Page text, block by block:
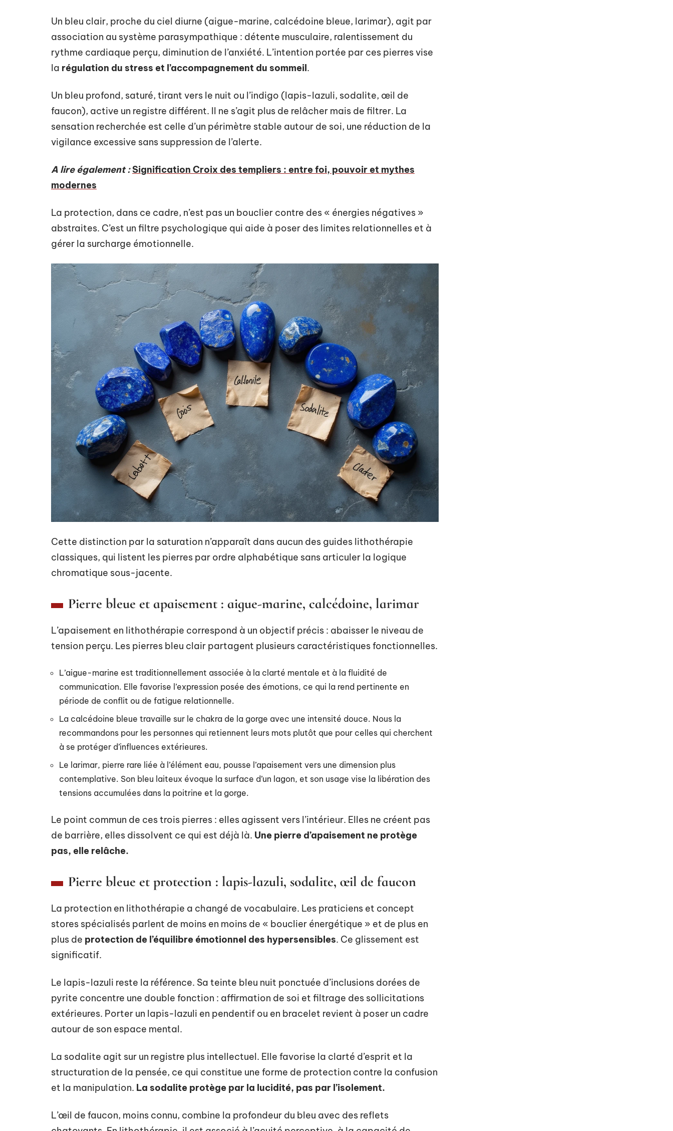
Un bleu clair, proche du ciel diurne (aigue-marine, calcédoine bleue, larimar), agit par
association au système parasympathique : détente musculaire, ralentissement du
rythme cardiaque perçu, diminution de l’anxiété. L’intention portée par ces pierres vise
la régulation du stress et l’accompagnement du sommeil.
Un bleu profond, saturé, tirant vers le nuit ou l’indigo (lapis-lazuli, sodalite, œil de
faucon), active un registre différent. Il ne s’agit plus de relâcher mais de filtrer. La
sensation recherchée est celle d’un périmètre stable autour de soi, une réduction de la
vigilance excessive sans suppression de l’alerte.
A lire également : Signification Croix des templiers : entre foi, pouvoir et mythes
modernes
La protection, dans ce cadre, n’est pas un bouclier contre des « énergies négatives »
abstraites. C’est un filtre psychologique qui aide à poser des limites relationnelles et à
gérer la surcharge émotionnelle.
Cette distinction par la saturation n’apparaît dans aucun des guides lithothérapie
classiques, qui listent les pierres par ordre alphabétique sans articuler la logique
chromatique sous-jacente.
Pierre bleue et apaisement : aigue-marine, calcédoine, larimar
L’apaisement en lithothérapie correspond à un objectif précis : abaisser le niveau de
tension perçu. Les pierres bleu clair partagent plusieurs caractéristiques fonctionnelles.
L’aigue-marine est traditionnellement associée à la clarté mentale et à la fluidité de
communication. Elle favorise l’expression posée des émotions, ce qui la rend pertinente en
période de conflit ou de fatigue relationnelle.
La calcédoine bleue travaille sur le chakra de la gorge avec une intensité douce. Nous la
recommandons pour les personnes qui retiennent leurs mots plutôt que pour celles qui cherchent
à se protéger d’influences extérieures.
Le larimar, pierre rare liée à l’élément eau, pousse l’apaisement vers une dimension plus
contemplative. Son bleu laiteux évoque la surface d’un lagon, et son usage vise la libération des
tensions accumulées dans la poitrine et la gorge.
Le point commun de ces trois pierres : elles agissent vers l’intérieur. Elles ne créent pas
de barrière, elles dissolvent ce qui est déjà là. Une pierre d’apaisement ne protège
pas, elle relâche.
Pierre bleue et protection : lapis-lazuli, sodalite, œil de faucon
La protection en lithothérapie a changé de vocabulaire. Les praticiens et concept
stores spécialisés parlent de moins en moins de « bouclier énergétique » et de plus en
plus de protection de l’équilibre émotionnel des hypersensibles. Ce glissement est
significatif.
Le lapis-lazuli reste la référence. Sa teinte bleu nuit ponctuée d’inclusions dorées de
pyrite concentre une double fonction : affirmation de soi et filtrage des sollicitations
extérieures. Porter un lapis-lazuli en pendentif ou en bracelet revient à poser un cadre
autour de son espace mental.
La sodalite agit sur un registre plus intellectuel. Elle favorise la clarté d’esprit et la
structuration de la pensée, ce qui constitue une forme de protection contre la confusion
et la manipulation. La sodalite protège par la lucidité, pas par l’isolement.
L’œil de faucon, moins connu, combine la profondeur du bleu avec des reflets